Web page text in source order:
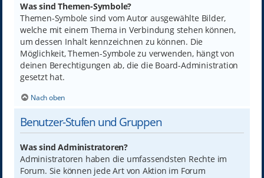
Was sind Themen-Symbole?
Themen-Symbole sind vom Autor ausgewählte Bilder,
welche mit einem Thema in Verbindung stehen können,
um dessen Inhalt kennzeichnen zu können. Die
Möglichkeit, Themen-Symbole zu verwenden, hängt von
deinen Berechtigungen ab, die die Board-Administration
gesetzt hat.
Nach oben
Benutzer-Stufen und Gruppen
Was sind Administratoren?
Administratoren haben die umfassendsten Rechte im
Forum. Sie können jede Art von Aktion im Forum